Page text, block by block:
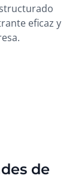
eficaz y
de